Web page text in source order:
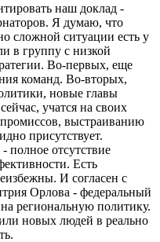
наш доклад -
Я думаю, что
сложной ситуации есть у
в группу с низкой
Во-первых, еще
команд. Во-вторых,
новые главы
учатся на своих
выстраиванию
присутствует.
полное отсутствие
Есть
И согласен с
Орлова - федеральный
региональную политику.
новых людей в реально